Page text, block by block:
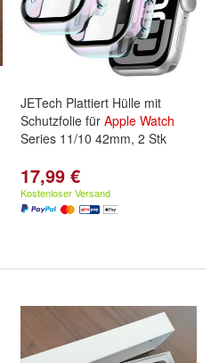
JETech Plattiert Hülle mit
Schutzfolie für Apple Watch
Series 11/10 42mm, 2 Stk
17,99 €
Kostenloser Versand